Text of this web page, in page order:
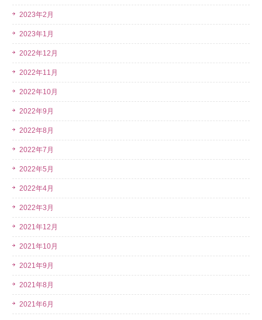
2023年2月
2023年1月
2022年12月
2022年11月
2022年10月
2022年9月
2022年8月
2022年7月
2022年5月
2022年4月
2022年3月
2021年12月
2021年10月
2021年9月
2021年8月
2021年6月